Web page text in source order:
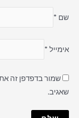
שם *
אימייל *
שמור בדפדפן זה
שאגיב.